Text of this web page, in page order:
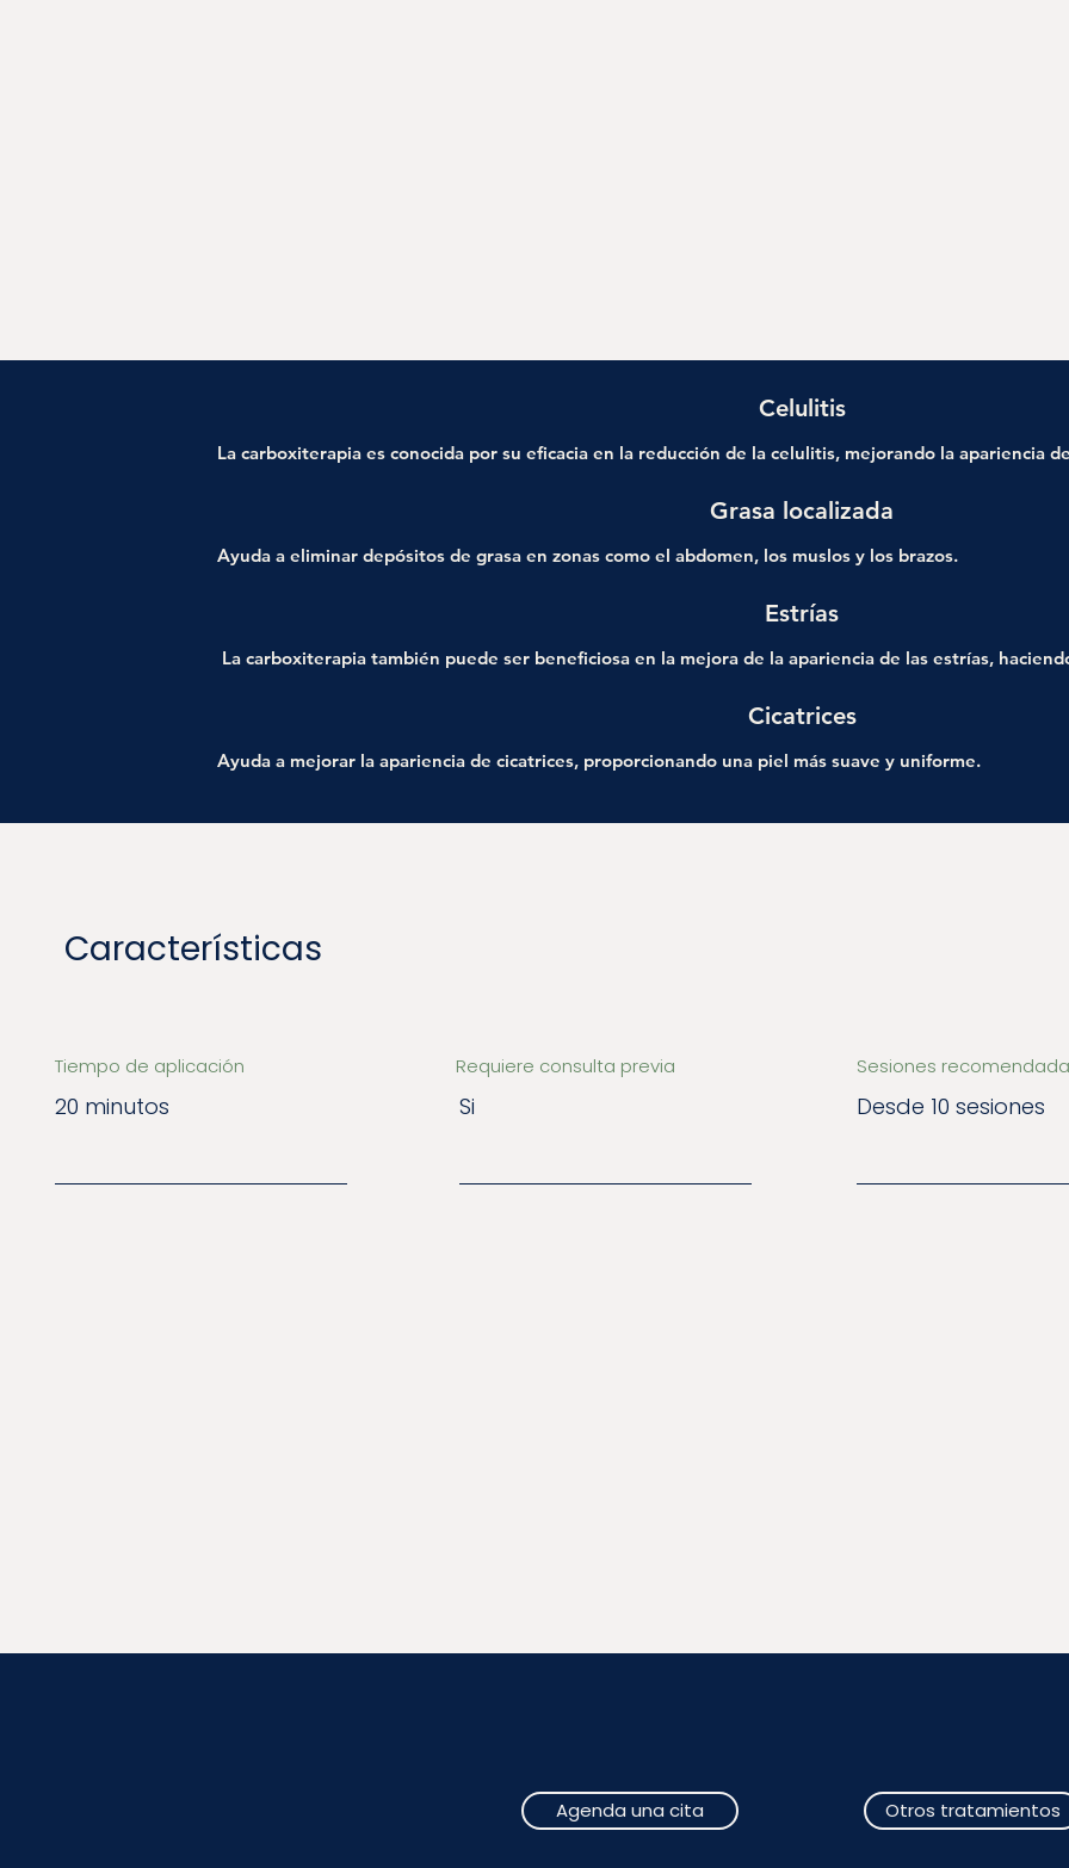
Celulitis
La carboxiterapia es conocida por su eficacia en la reducción de la celulitis, mejorando la apariencia
Grasa localizada
Ayuda a eliminar depósitos de grasa en zonas como el abdomen, los muslos y los brazos.
Estrías
La carboxiterapia también puede ser beneficiosa en la mejora de la apariencia de las estrías,
Cicatrices
Ayuda a mejorar la apariencia de cicatrices, proporcionando una piel más suave y uniforme.
Características
Tiempo de aplicación
20 minutos
Requiere consulta previa
Si
Sesiones
Desde 10 sesiones
Agenda una cita Otros tratamientos